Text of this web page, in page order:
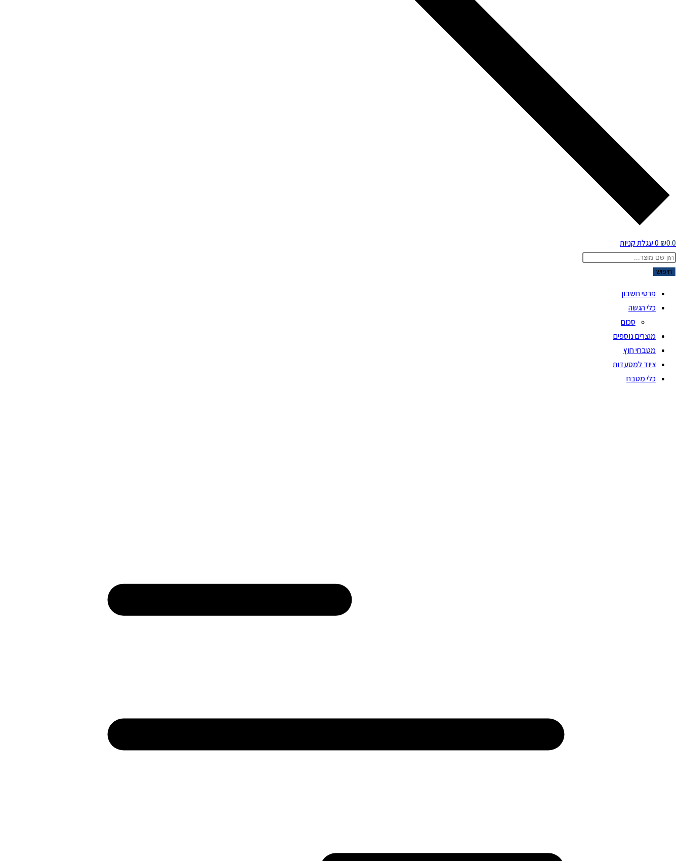
₪0.0
0עגלת קניות
Products
search
חיפוש
פרטי חשבון
כלי הגשה
סכום
מוצרים נוספים
מטבחי חוץ
ציוד למסעדות
כלי מטבח